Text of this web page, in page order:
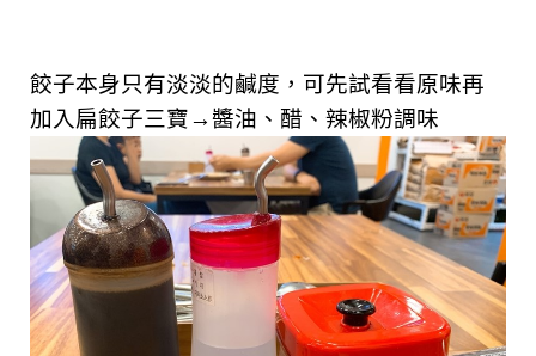
餃子本身只有淡淡的鹹度， 可先試看看原味再
加入扁餃子三寶→醬油、醋、辣椒粉調味